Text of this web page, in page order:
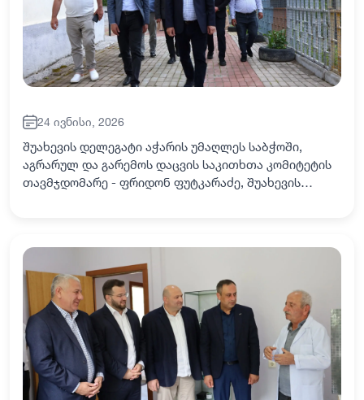
24 ივნისი, 2026
შუახევის დელეგატი აჭარის უმაღლეს საბჭოში,
აგრარულ და გარემოს დაცვის საკითხთა კომიტეტის
თავმჯდომარე - ფრიდონ ფუტკარაძე, შუახევის